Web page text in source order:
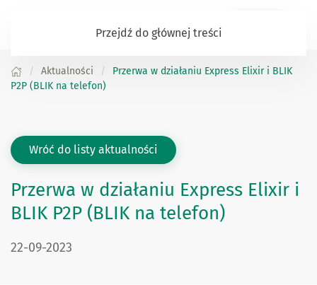
Przejdź do głównej treści
Aktualności
Przerwa w działaniu Express Elixir i BLIK
P2P (BLIK na telefon)
Wróć do listy aktualności
Przerwa w działaniu Express Elixir i
BLIK P2P (BLIK na telefon)
DATA PUBLIKACJI:
22-09-2023